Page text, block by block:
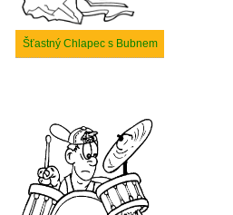
Šťastný Chlapec s Bubnem